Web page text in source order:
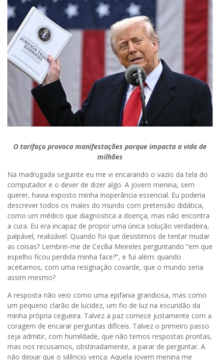
O tarifaço provoca manifestações porque impacta a vida de
milhões
Na madrugada seguinte eu me vi encarando o vazio da tela do
computador e o dever de dizer algo. A jovem menina, sem
querer, havia exposto minha inoperância essencial. Eu poderia
descrever todos os males do mundo com pretensão didática,
como um médico que diagnostica a doença, mas não encontra
a cura. Eu era incapaz de propor uma única solução verdadeira,
palpável, realizável. Quando foi que desistimos de tentar mudar
as coisas? Lembrei-me de Cecília Meireles perguntando “em que
espelho ficou perdida minha face?”, e fui além: quando
aceitamos, com uma resignação covarde, que o mundo seria
assim mesmo?
A resposta não veio como uma epifania grandiosa, mas como
um pequeno clarão de lucidez, um fio de luz na escuridão da
minha própria cegueira. Talvez a paz comece justamente com a
coragem de encarar perguntas difíceis. Talvez o primeiro passo
seja admitir, com humildade, que não temos respostas prontas,
mas nos recusamos, obstinadamente, a parar de perguntar. A
não deixar que o silêncio vença. Aquela jovem menina me